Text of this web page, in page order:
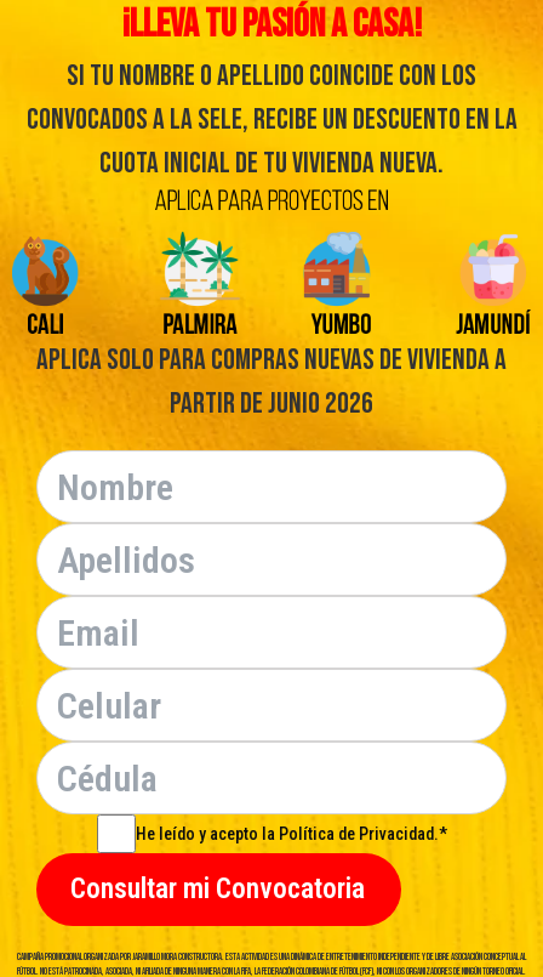
¡Lleva tu pasión a casa!
Si tu nombre o apellido coincide con los
convocados a LA SELE, recibe un descuento en la
cuota inicial de tu vivienda nueva.
aplica solo para compras nuevas de vivienda a
partir de junio 2026
He leído y acepto la Política de Privacidad.*
Consultar mi Convocatoria
Campaña promocional organizada por Jaramillo Mora Constructora. Esta actividad es una dinámica de entretenimiento independiente y de libre asociación conceptual al
fútbol. No está patrocinada, asociada, ni afiliada de ninguna manera con la FIFA, la Federación Colombiana de Fútbol (FCF), ni con los organizadores de ningún torneo oficial.